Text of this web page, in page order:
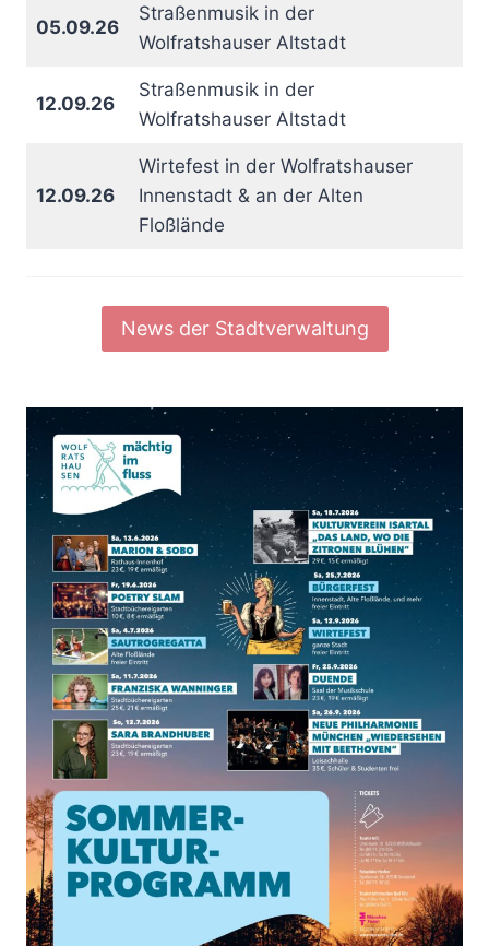
05.09.26
Straßenmusik in der
Wolfratshauser Altstadt
12.09.26
Straßenmusik in der
Wolfratshauser Altstadt
12.09.26
Wirtefest in der Wolfratshauser
Innenstadt & an der Alten
Floßlände
News der Stadtverwaltung